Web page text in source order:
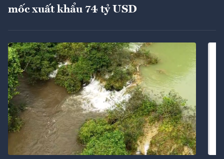
mốc xuất khẩu 74 tỷ USD